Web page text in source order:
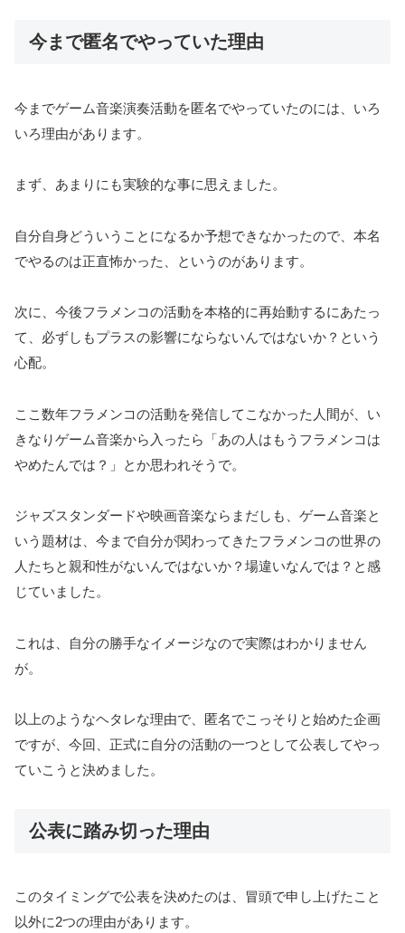
今まで匿名でやっていた理由
今までゲーム音楽演奏活動を匿名でやっていたのには、いろ
いろ理由があります。
まず、あまりにも実験的な事に思えました。
自分自身どういうことになるか予想できなかったので、本名
でやるのは正直怖かった、というのがあります。
次に、今後フラメンコの活動を本格的に再始動するにあたっ
て、必ずしもプラスの影響にならないんではないか？という
心配。
ここ数年フラメンコの活動を発信してこなかった人間が、い
きなりゲーム音楽から入ったら「あの人はもうフラメンコは
やめたんでは？」とか思われそうで。
ジャズスタンダードや映画音楽ならまだしも、ゲーム音楽と
いう題材は、今まで自分が関わってきたフラメンコの世界の
人たちと親和性がないんではないか？場違いなんでは？と感
じていました。
これは、自分の勝手なイメージなので実際はわかりません
が。
以上のようなヘタレな理由で、匿名でこっそりと始めた企画
ですが、今回、正式に自分の活動の一つとして公表してやっ
ていこうと決めました。
公表に踏み切った理由
このタイミングで公表を決めたのは、冒頭で申し上げたこと
以外に2つの理由があります。